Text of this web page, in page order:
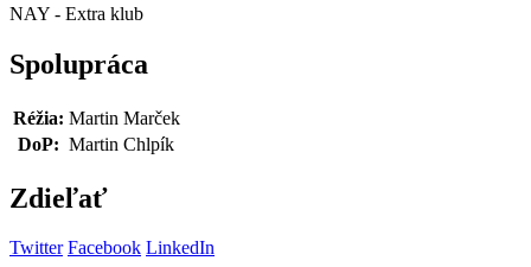
NAY - Extra klub
Spolupráca
Réžia: Martin Marček
DoP: Martin Chlpík
Zdieľať
Twitter Facebook LinkedIn